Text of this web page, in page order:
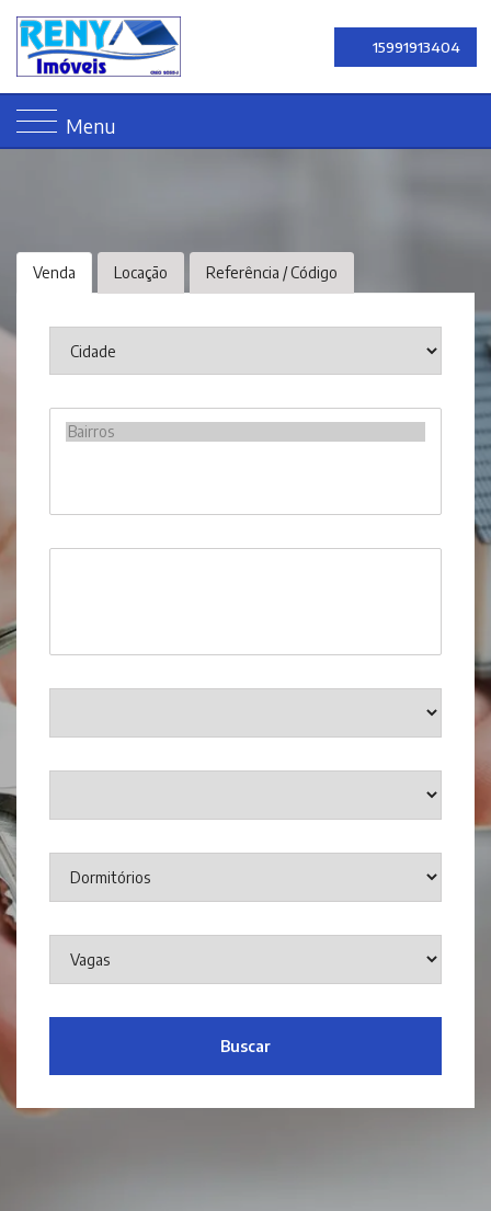
15991913404
Menu
Venda Locação Referência / Código
Buscar